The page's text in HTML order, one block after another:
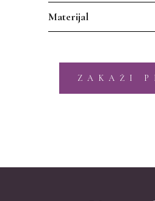
Materijal
ZAKAŽI